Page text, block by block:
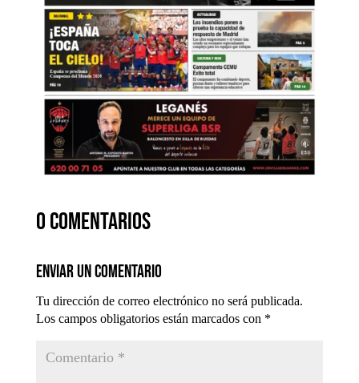
0 comentarios
Enviar un comentario
Tu dirección de correo electrónico no será publicada.
Los campos obligatorios están marcados con *